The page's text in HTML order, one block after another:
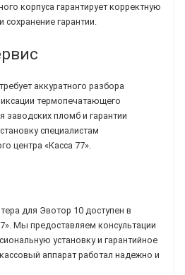
корпуса гарантирует корректную
сохранение гарантии.
аккуратного разбора
термопечатающего
заводских пломб и гарантии
специалистам
центра «Касса 77».
для Эвотор 10 доступен в
Мы предоставляем консультации
установку и гарантийное
аппарат работал надежно и